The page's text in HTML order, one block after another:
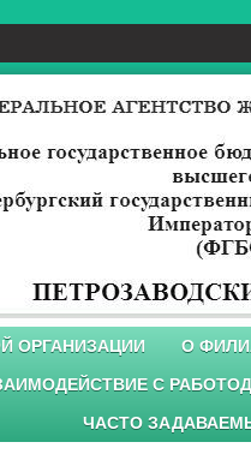
ОРГАНИЗАЦИИ О
С
ЧАСТО